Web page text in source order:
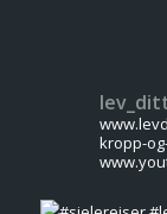
kropp-